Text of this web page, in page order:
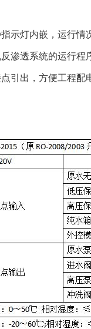
示灯内嵌，运行情
渗透系统的运行程
引出，方便工程配